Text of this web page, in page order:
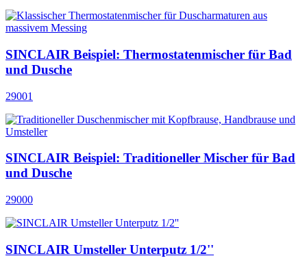
SINCLAIR Beispiel: Thermostatenmischer für Bad
und Dusche
29001
SINCLAIR Beispiel: Traditioneller Mischer für Bad
und Dusche
29000
SINCLAIR Umsteller Unterputz 1/2''